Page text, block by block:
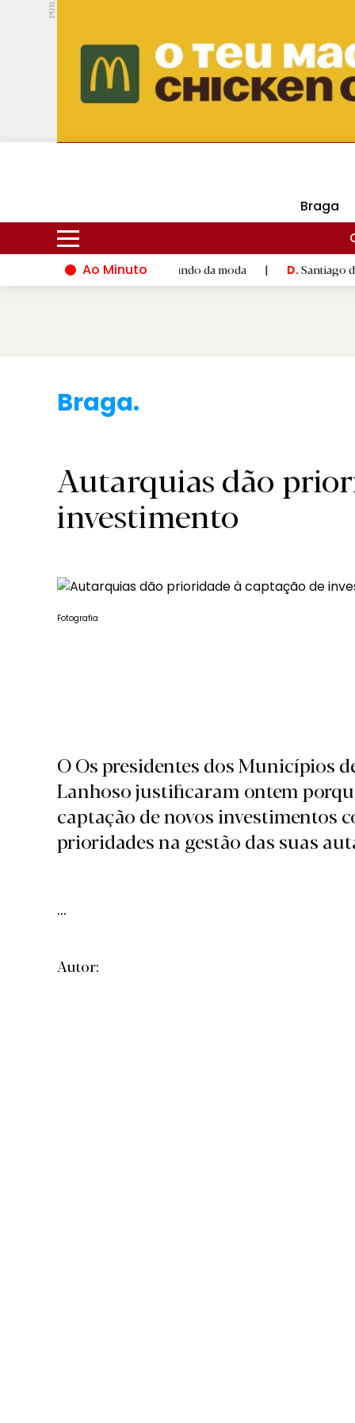
PUB.
Hoje 16ºC 25ºC DMtv
Braga
Ao Minuto
e à inovação do mundo da moda | D. Santiago de
Braga.
Autarquias dão
investimento
Fotografia
O Os presidentes dos Municípios
Lanhoso justificaram ontem
captação de novos investimentos
prioridades na gestão das suas
...
Autor: